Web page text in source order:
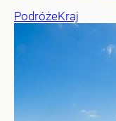
PodróżeKraj